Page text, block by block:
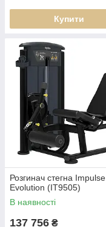
Купити
Розгинач стегна Impulse
Evolution (IT9505)
В наявності
137 756 ₴